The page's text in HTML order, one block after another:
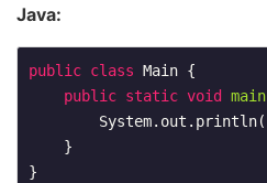
Java:
public class Main {
public static void main
        System.out.println(
    }
}